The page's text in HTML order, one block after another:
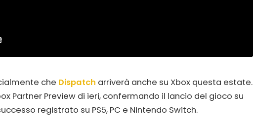
che Dispatch arriverà anche su Xbox questa estate.
Partner Preview di ieri, confermando il lancio del gioco su
registrato su PS5, PC e Nintendo Switch.